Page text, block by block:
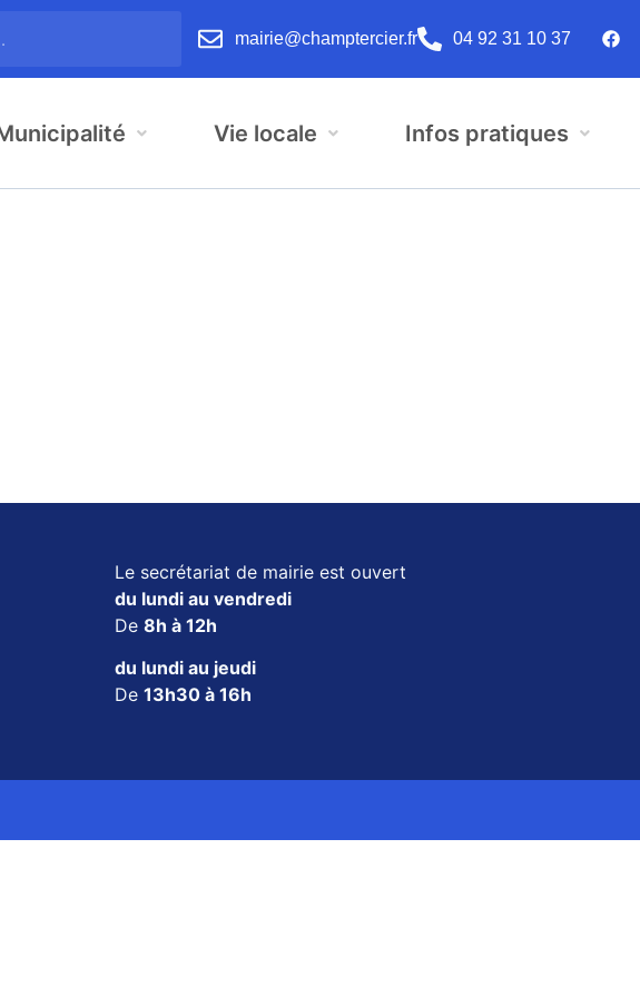
mairie@champtercier.fr 04 92 31 10 37
Vie locale Infos pratiques
Le secrétariat de mairie est ouvert
du lundi au vendredi
De 8h à 12h
du lundi au jeudi
De 13h30 à 16h